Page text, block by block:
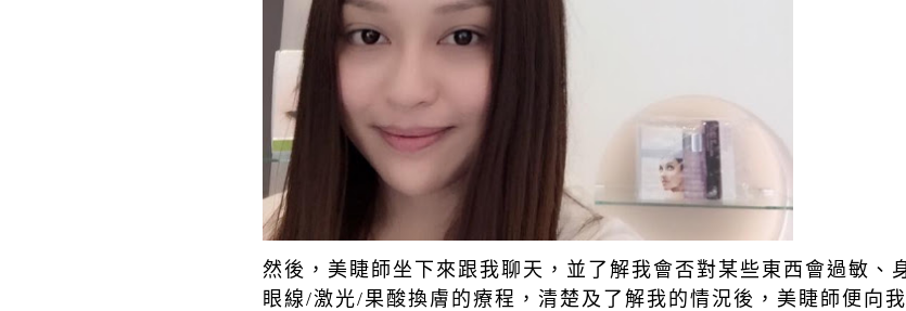
然後，美睫師坐下來跟我聊天，並了解我會否對某些東西會過敏、
眼線/激光/果酸換膚的療程，清楚及了解我的情況後，美睫師便向